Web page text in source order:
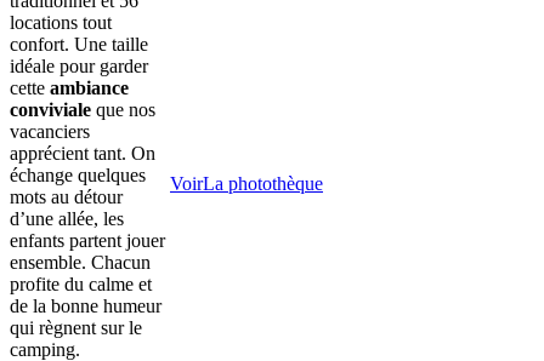
locations tout
confort. Une taille
idéale pour garder
cette ambiance
conviviale que nos
vacanciers
apprécient tant. On
échange quelques
mots au détour
d’une allée, les
enfants partent jouer
ensemble. Chacun
profite du calme et
de la bonne humeur
qui règnent sur le
camping.
VoirLa photothèque